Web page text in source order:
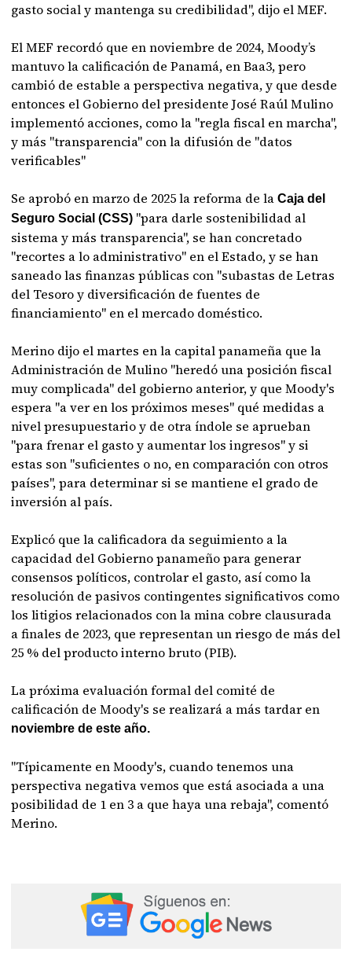
gasto social y mantenga su credibilidad", dijo el MEF.
El MEF recordó que en noviembre de 2024, Moody’s
mantuvo la calificación de Panamá, en Baa3, pero
cambió de estable a perspectiva negativa, y que desde
entonces el Gobierno del presidente José Raúl Mulino
implementó acciones, como la "regla fiscal en marcha",
y más "transparencia" con la difusión de "datos
verificables"
Se aprobó en marzo de 2025 la reforma de laCaja del
Seguro Social (CSS) "para darle sostenibilidad al
sistema y más transparencia", se han concretado
"recortes a lo administrativo" en el Estado, y se han
saneado las finanzas públicas con "subastas de Letras
del Tesoro y diversificación de fuentes de
financiamiento" en el mercado doméstico.
Merino dijo el martes en la capital panameña que la
Administración de Mulino "heredó una posición fiscal
muy complicada" del gobierno anterior, y que Moody's
espera "a ver en los próximos meses" qué medidas a
nivel presupuestario y de otra índole se aprueban
"para frenar el gasto y aumentar los ingresos" y si
estas son "suficientes o no, en comparación con otros
países", para determinar si se mantiene el grado de
inversión al país.
Explicó que la calificadora da seguimiento a la
capacidad del Gobierno panameño para generar
consensos políticos, controlar el gasto, así como la
resolución de pasivos contingentes significativos como
los litigios relacionados con la mina cobre clausurada
a finales de 2023, que representan un riesgo de más del
25 % del producto interno bruto (PIB).
La próxima evaluación formal del comité de
calificación de Moody's se realizará a más tardar en
noviembre de este año.
"Típicamente en Moody's, cuando tenemos una
perspectiva negativa vemos que está asociada a una
posibilidad de 1 en 3 a que haya una rebaja", comentó
Merino.